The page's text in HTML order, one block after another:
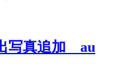
写真追加 au